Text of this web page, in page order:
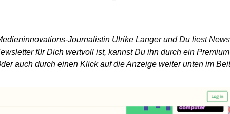
Journalistin Ulrike Langer und Du liest
für Dich wertvoll ist, kannst Du ihn durch ein
auch durch einen Klick auf die Anzeige weiter unten im